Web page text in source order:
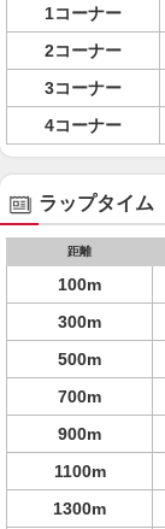
1コーナー
2コーナー
3コーナー
4コーナー
ラップタイム
距離
100m
300m
500m
700m
900m
1100m
1300m